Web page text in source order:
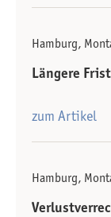
Hamburg,
Längere
zum Artikel
Hamburg,